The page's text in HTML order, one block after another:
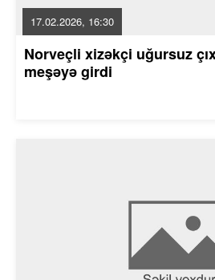
17.02.2026, 16:30
Norveçli xizəkçi uğursuz
meşəyə girdi